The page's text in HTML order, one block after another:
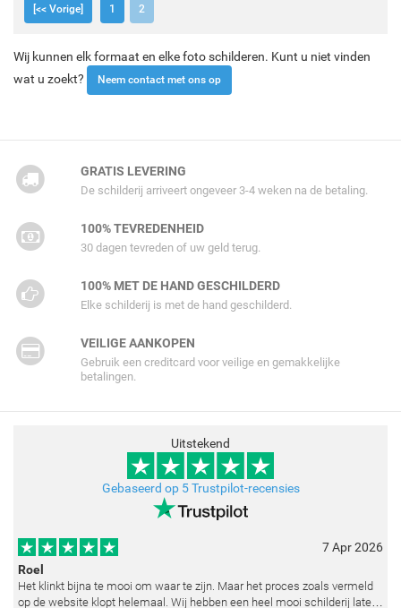
[<< Vorige] 1 2
Wij kunnen elk formaat en elke foto schilderen. Kunt u niet vinden
wat u zoekt?
Neem contact met ons op
GRATIS LEVERING
De schilderij arriveert ongeveer 3-4 weken na de betaling.
100% TEVREDENHEID
30 dagen tevreden of uw geld terug.
100% MET DE HAND GESCHILDERD
Elke schilderij is met de hand geschilderd.
VEILIGE AANKOPEN
Gebruik een creditcard voor veilige en gemakkelijke
betalingen.
Uitstekend
Gebaseerd op 5 Trustpilot-recensies
7 Apr 2026
Roel
Het klinkt bijna te mooi om waar te zijn. Maar het proces zoals vermeld
op de website klopt helemaal. Wij hebben een heel mooi schilderij laten